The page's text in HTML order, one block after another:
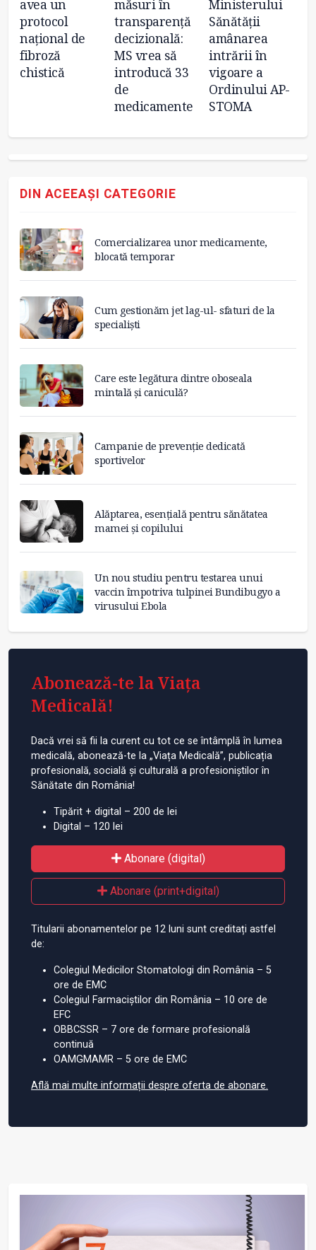
avea un
protocol
național de
fibroză
chistică
măsuri în
transparență
decizională:
MS vrea să
introducă 33
de
medicamente
Ministerului
Sănătății
amânarea
intrării în
vigoare a
Ordinului AP-
STOMA
DIN ACEEAȘI CATEGORIE
Comercializarea unor medicamente,
blocată temporar
Cum gestionăm jet lag-ul- sfaturi de la
specialiști
Care este legătura dintre oboseala
mintală și caniculă?
Campanie de prevenție dedicată
sportivelor
Alăptarea, esențială pentru sănătatea
mamei și copilului
Un nou studiu pentru testarea unui
vaccin împotriva tulpinei Bundibugyo a
virusului Ebola
Abonează-te la Viața
Medicală!
Dacă vrei să fii la curent cu tot ce se întâmplă în lumea
medicală, abonează-te la „Viața Medicală”, publicația
profesională, socială și culturală a profesioniștilor în
Sănătate din România!
Tipărit + digital – 200 de lei
Digital – 120 lei
Abonare (digital)
Abonare (print+digital)
Titularii abonamentelor pe 12 luni sunt creditați astfel
de:
Colegiul Medicilor Stomatologi din România – 5
ore de EMC
Colegiul Farmaciștilor din România – 10 ore de
EFC
OBBCSSR – 7 ore de formare profesională
continuă
OAMGMAMR – 5 ore de EMC
Află mai multe informații despre oferta de abonare.